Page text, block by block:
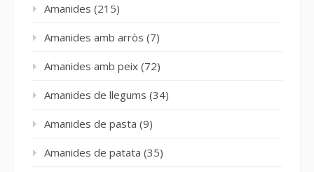
Amanides (215)
Amanides amb arròs (7)
Amanides amb peix (72)
Amanides de llegums (34)
Amanides de pasta (9)
Amanides de patata (35)